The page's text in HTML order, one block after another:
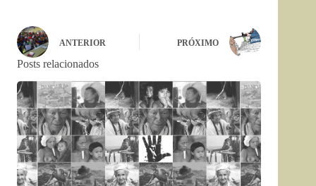
ANTERIOR PRÓXIMO
Posts relacionados